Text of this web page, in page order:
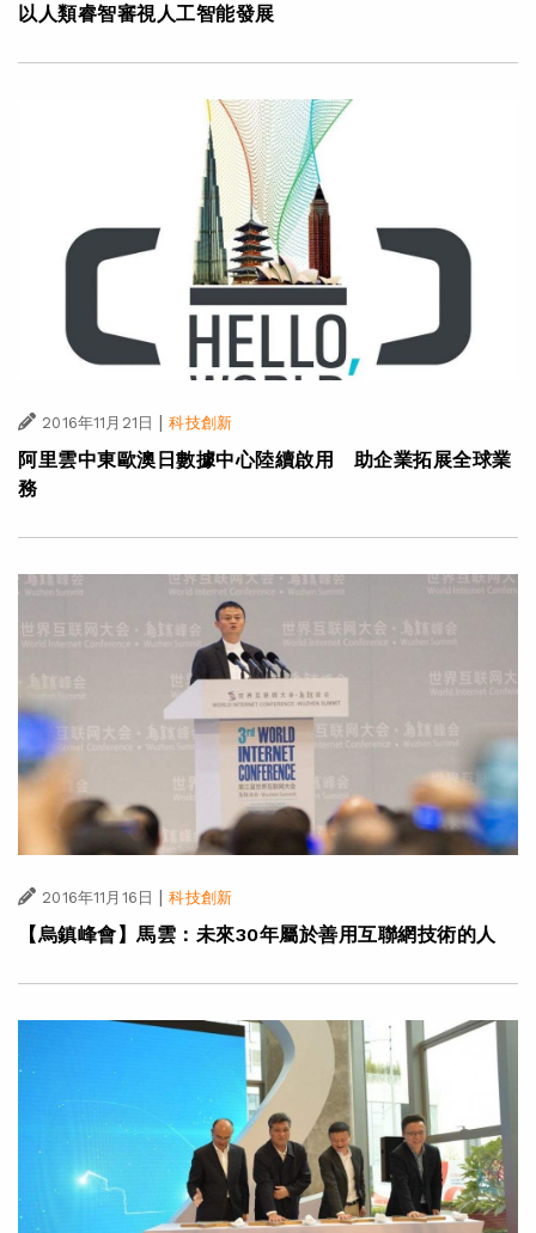
以人類睿智審視人工智能發展
2016年11月21日 | 科技創新
阿里雲中東歐澳日數據中心陸續啟用 助企業拓展全球業
務
2016年11月16日 | 科技創新
【烏鎮峰會】馬雲：未來30年屬於善用互聯網技術的人